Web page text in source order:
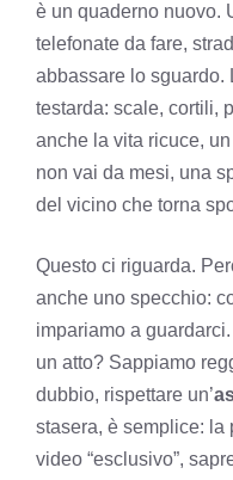
è un quaderno nuovo.
telefonate da fare,
abbassare lo sguardo.
testarda: scale, cortili,
anche la vita ricuce,
non vai da mesi, una
del vicino che torna
Questo ci riguarda.
anche uno specchio:
impariamo a
un atto? Sappiamo
dubbio, rispettare un’
stasera, è semplice: la
video “esclusivo”,